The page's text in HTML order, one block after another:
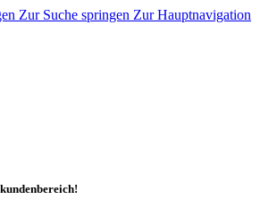
Zur Suche springen Zur Hauptnavigation